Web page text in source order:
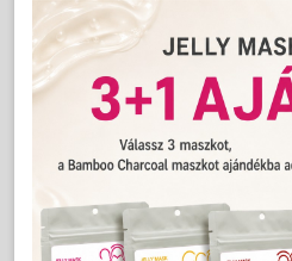
Cikkszám:
Premium Super Flat C /